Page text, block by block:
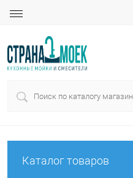
Каталог товаров